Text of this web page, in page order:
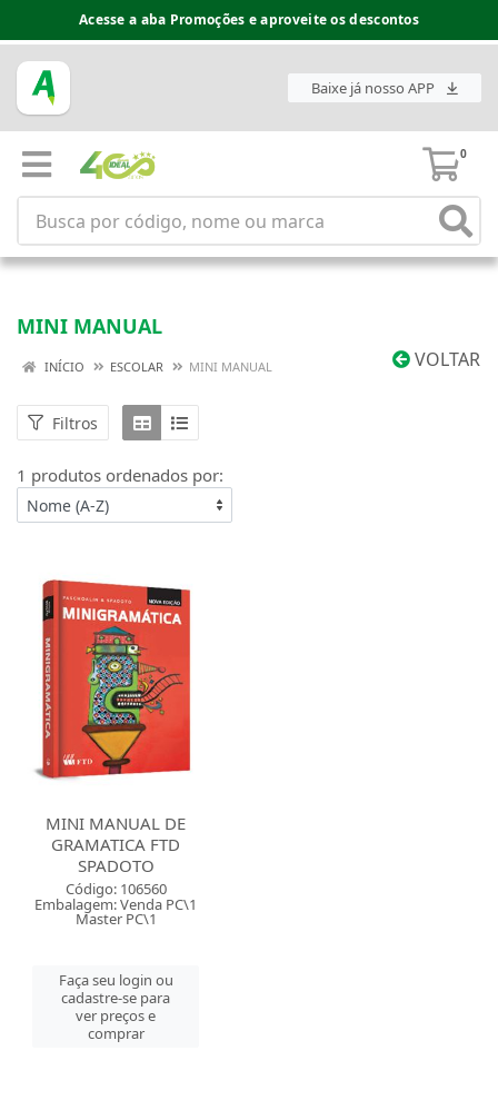
Acesse a aba Promoções e aproveite os descontos
Baixe já nosso APP
0
MINI MANUAL
VOLTAR
INÍCIO ESCOLAR MINI MANUAL
Filtros
1 produtos ordenados por:
MINI MANUAL DE
GRAMATICA FTD
SPADOTO
Código: 106560
Embalagem: Venda PC\1
Master PC\1
Faça seu login ou
cadastre-se para
ver preços e
comprar